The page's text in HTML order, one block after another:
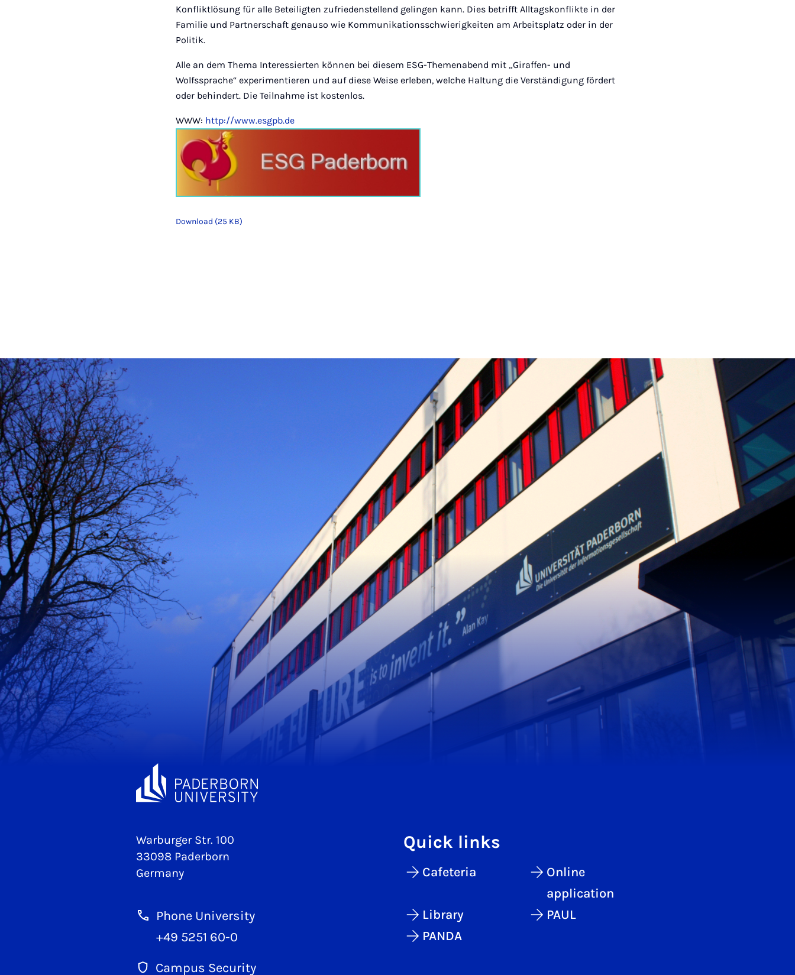
Konfliktlösung für alle Beteiligten zufriedenstellend gelingen kann. Dies betrifft Alltagskonflikte in der
Familie und Partnerschaft genauso wie Kommunikationsschwierigkeiten am Arbeitsplatz oder in der
Politik.
Alle an dem Thema Interessierten können bei diesem ESG-Themenabend mit „Giraffen- und
Wolfssprache“ experimentieren und auf diese Weise erleben, welche Haltung die Verständigung fördert
oder behindert. Die Teilnahme ist kostenlos.
WWW: http://www.esgpb.de
Download (25 KB)
Warburger Str. 100
33098 Paderborn
Germany
Phone University
+49 5251 60-0
Campus Security
Quick links
Cafeteria
Online
application
Library
PAUL
PANDA